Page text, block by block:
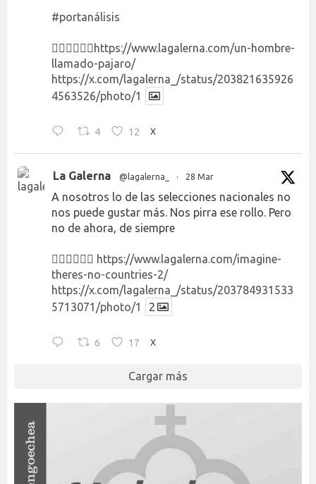
#portanálisis
👉🏻👉🏻👉🏻 https://www.lagalerna.com/un-hombre-
llamado-pajaro/
https://x.com/lagalerna_/status/203821635926
4563526/photo/1
4 12 X
La Galerna @lagalerna_ · 28 Mar
A nosotros lo de las selecciones nacionales no
nos puede gustar más. Nos pirra ese rollo. Pero
no de ahora, de siempre
👉🏻👉🏻👉🏻 https://www.lagalerna.com/imagine-
theres-no-countries-2/
https://x.com/lagalerna_/status/203784931533
5713071/photo/1
2
6 17 X
Cargar más